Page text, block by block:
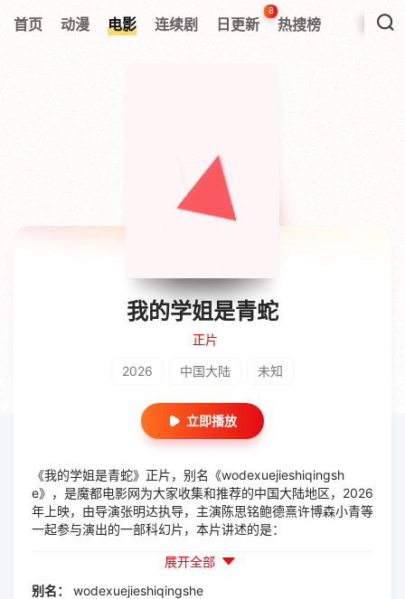
首页 动漫 电影 连续剧 日更新
8
热搜榜
我的学姐是青蛇
正片
2026 中国大陆 未知
立即播放
《我的学姐是青蛇》正片，别名《wodexuejieshiqingsh
e》，是魔都电影网为大家收集和推荐的中国大陆地区，2026
年上映，由导演张明达执导，主演陈思铭鲍德熹许博森小青等
一起参与演出的一部科幻片，本片讲述的是：
展开全部
别名：
wodexuejieshiqingshe